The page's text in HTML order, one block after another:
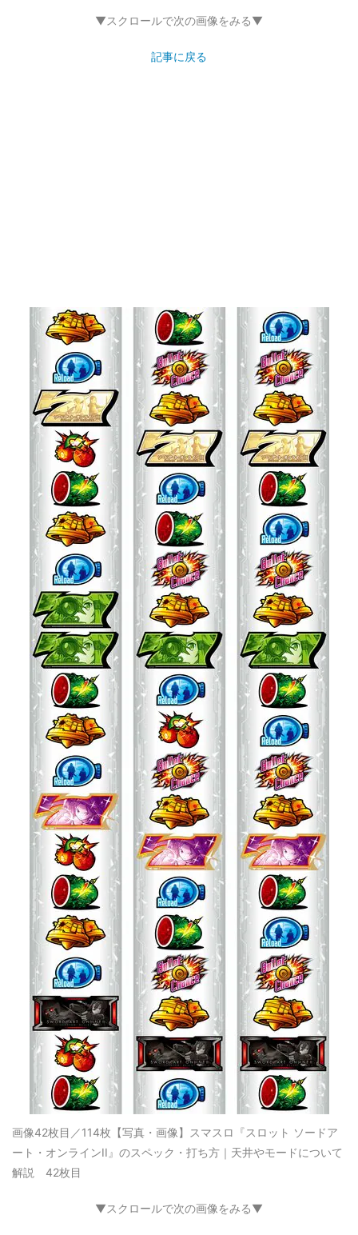
▼スクロールで次の画像をみる▼
記事に戻る
画像42枚目／114枚 【写真・画像】スマスロ『スロット ソードア
ート・オンラインII』のスペック・打ち方｜天井やモードについて
解説 42枚目
▼スクロールで次の画像をみる▼